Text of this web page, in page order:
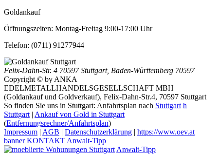
Goldankauf
Öffnungszeiten: Montag-Freitag 9:00-17:00 Uhr
Telefon: (0711) 91277944
Felix-Dahn-Str. 4 70597 Stuttgart, Baden-Württemberg 70597
Copyright © by ANKA
EDELMETALLHANDELSGESELLSCHAFT MBH
(Goldankauf und Goldverkauf), Felix-Dahn-Str.4, 70597 Stuttgart
So finden Sie uns in Stuttgart: Anfahrtsplan nach Stuttgart h
Stuttgart | Ankauf von Gold in Stuttgart
(Entfernungsrechner/Anfahrtsplan)
Impressum | AGB | Datenschutzerklärung | https://www.oev.at
banner KONTAKT Anwalt-Tipp
Anwalt-Tipp